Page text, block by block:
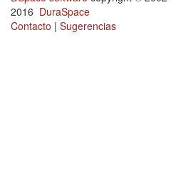
2016 DuraSpace
Contacto | Sugerencias